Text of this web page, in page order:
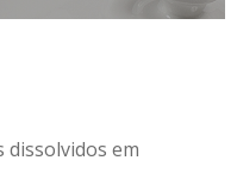
dissolvidos em